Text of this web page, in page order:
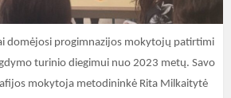
domėjosi progimnazijos mokytojų patirtimi
turinio diegimui nuo 2023 metų. Savo
mokytoja metodininkė Rita Milkaitytė